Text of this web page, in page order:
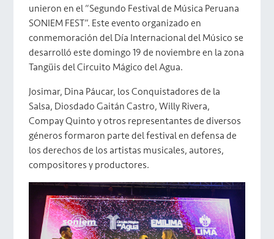
unieron en el “Segundo Festival de Música Peruana
SONIEM FEST”. Este evento organizado en
conmemoración del Día Internacional del Músico se
desarrolló este domingo 19 de noviembre en la zona
Tangüis del Circuito Mágico del Agua.
Josimar, Dina Páucar, los Conquistadores de la
Salsa, Diosdado Gaitán Castro, Willy Rivera,
Compay Quinto y otros representantes de diversos
géneros formaron parte del festival en defensa de
los derechos de los artistas musicales, autores,
compositores y productores.